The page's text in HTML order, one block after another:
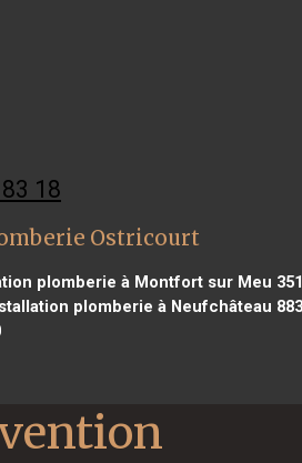
18
Ostricourt
plomberie à Montfort sur Meu
plomberie à Neufchâteau